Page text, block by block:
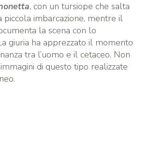
, con un tursiope che salta
piccola imbarcazione, mentre il
la scena con lo
giuria ha apprezzato il momento
tra l’uomo e il cetaceo. Non
di questo tipo realizzate